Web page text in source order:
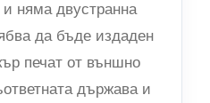
и няма двустранна
да бъде издаден
печат от външно
държава и